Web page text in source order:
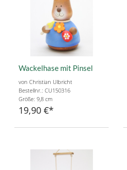
Wackelhase mit Pinsel
von Christian Ulbricht
Bestellnr.: CU150316
Größe: 9,8 cm
19,90 €